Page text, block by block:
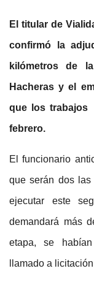
El titular de
confirmó la
kilómetros de
Hacheras y el
que los trabajos
febrero.
El funcionario
que serán dos las
ejecutar este
demandará más
etapa, se
llamado a